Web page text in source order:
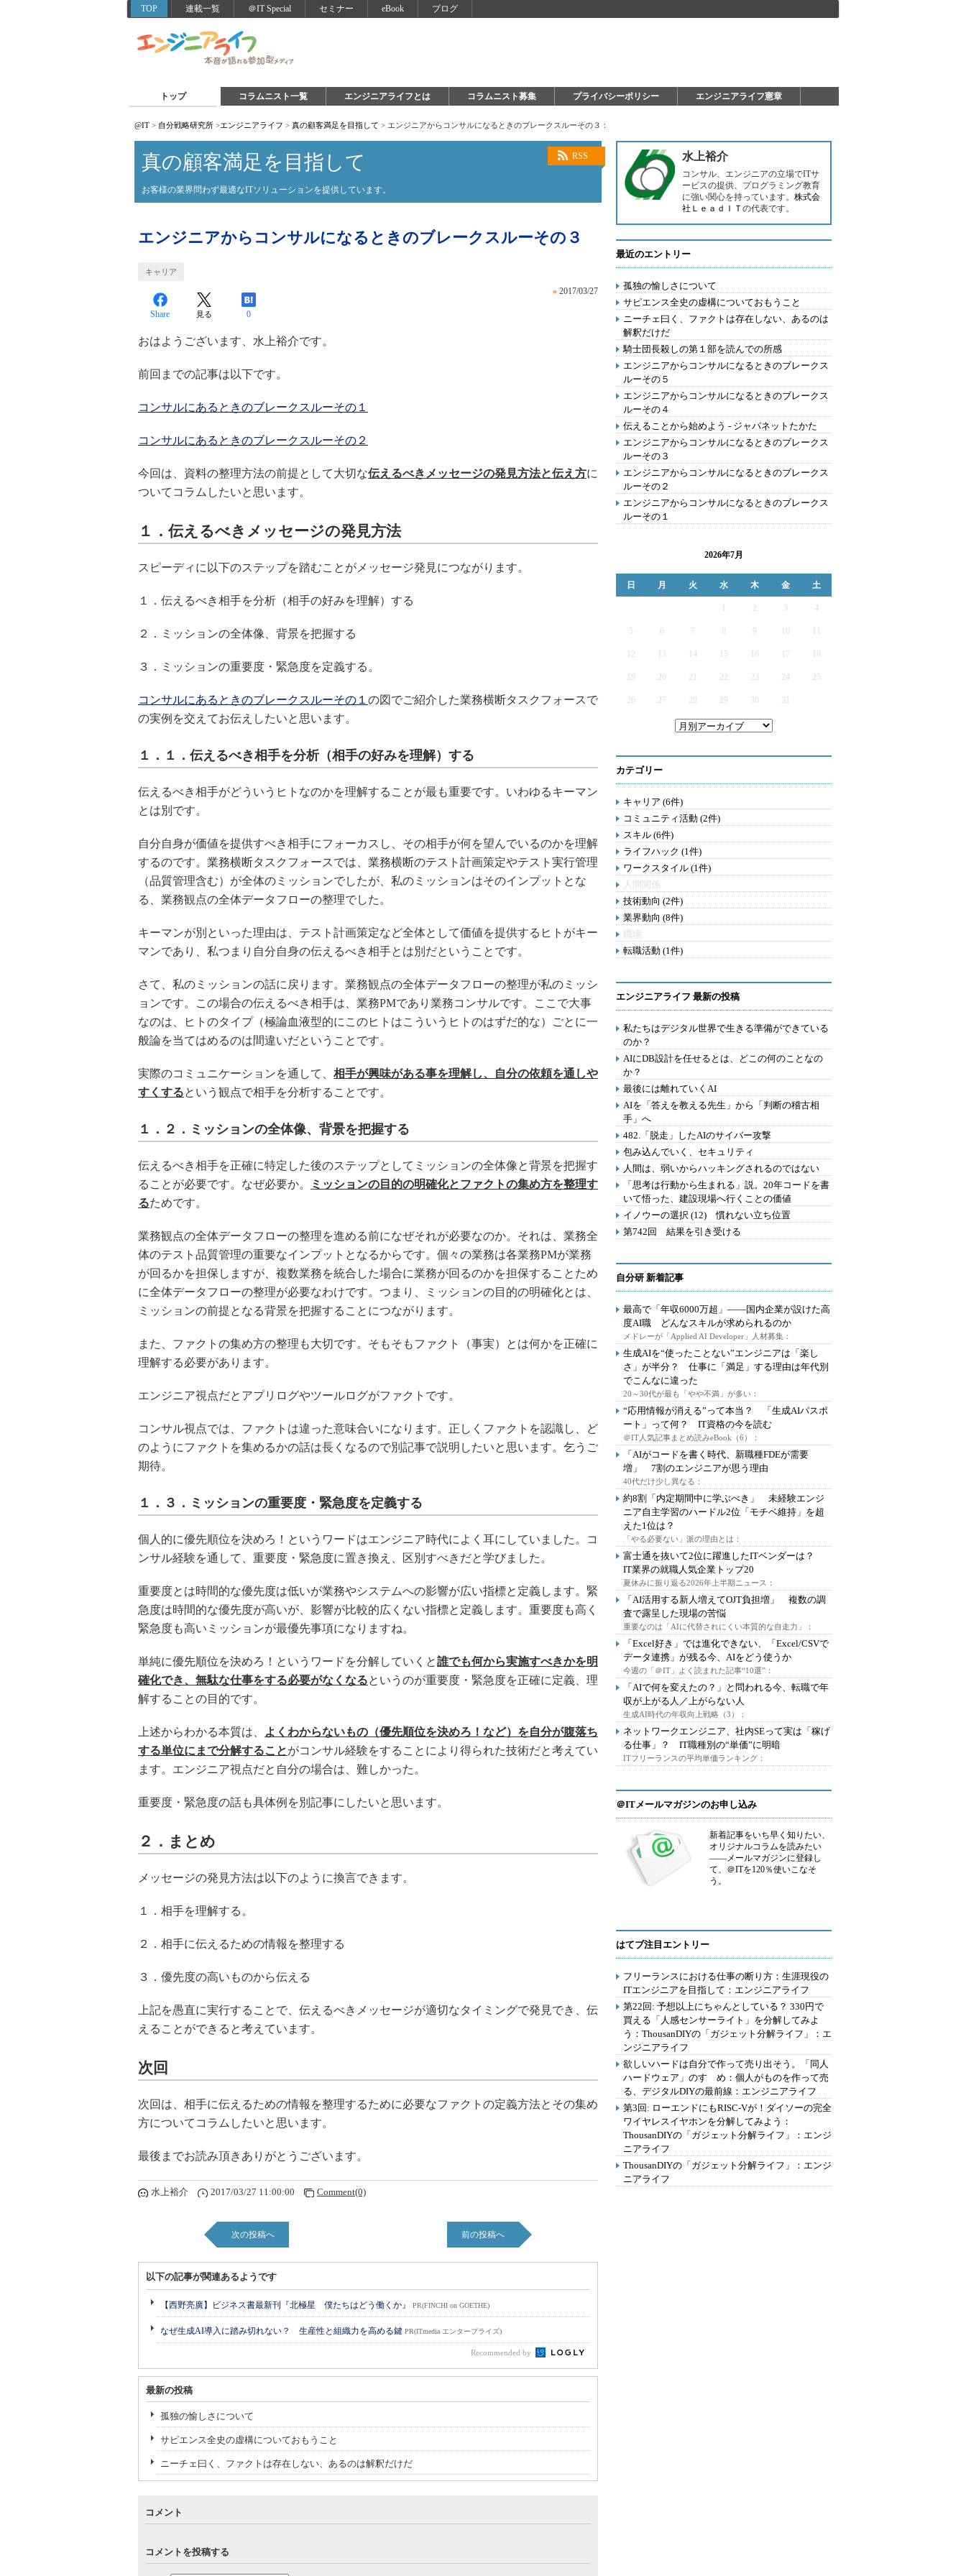
TOP 連載一覧 ＠IT Special セミナー eBook ブログ
トップ コラムニスト一覧 エンジニアライフとは コラムニスト募集 プライバシーポリシー エンジニアライフ憲章
@IT > 自分戦略研究所 >エンジニアライフ > 真の顧客満足を目指して > エンジニアからコンサルになるときのブレークスルーその３：
RSS
真の顧客満足を目指して
お客様の業界問わず最適なITソリューションを提供しています。
エンジニアからコンサルになるときのブレークスルーその３
キャリア
» 2017/03/27
Share 見る 0
おはようございます、水上裕介です。
前回までの記事は以下です。
コンサルにあるときのブレークスルーその１
コンサルにあるときのブレークスルーその２
今回は、資料の整理方法の前提として大切な伝えるべきメッセージの発見方法と伝え方に
ついてコラムしたいと思います。
１．伝えるべきメッセージの発見方法
スピーディに以下のステップを踏むことがメッセージ発見につながります。
１．伝えるべき相手を分析（相手の好みを理解）する
２．ミッションの全体像、背景を把握する
３．ミッションの重要度・緊急度を定義する。
コンサルにあるときのブレークスルーその１ の図でご紹介した業務横断タスクフォースで
の実例を交えてお伝えしたいと思います。
１．１．伝えるべき相手を分析（相手の好みを理解）する
伝えるべき相手がどういうヒトなのかを理解することが最も重要です。いわゆるキーマン
とは別です。
自分自身が価値を提供すべき相手にフォーカスし、その相手が何を望んでいるのかを理解
するのです。業務横断タスクフォースでは、業務横断のテスト計画策定やテスト実行管理
（品質管理含む）が全体のミッションでしたが、私のミッションはそのインプットとな
る、業務観点の全体データフローの整理でした。
キーマンが別といった理由は、テスト計画策定など全体として価値を提供するヒトがキー
マンであり、私つまり自分自身の伝えるべき相手とは別だということです。
さて、私のミッションの話に戻ります。業務観点の全体データフローの整理が私のミッシ
ョンです。この場合の伝えるべき相手は、業務PMであり業務コンサルです。ここで大事
なのは、ヒトのタイプ（極論血液型的にこのヒトはこういうヒトのはずだ的な）ごとに一
般論を当てはめるのは間違いだということです。
実際のコミュニケーションを通して、 相手が興味がある事を理解し、自分の依頼を通しや
すくするという観点で相手を分析することです。
１．２．ミッションの全体像、背景を把握する
伝えるべき相手を正確に特定した後のステップとしてミッションの全体像と背景を把握す
ることが必要です。なぜ必要か。
ミッションの目的の明確化とファクトの集め方を整理す
るためです。
業務観点の全体データフローの整理を進める前になぜそれが必要なのか。それは、業務全
体のテスト品質管理の重要なインプットとなるからです。個々の業務は各業務PMが業務
が回るかを担保しますが、複数業務を統合した場合に業務が回るのかを担保することため
に全体データフローの整理が必要なわけです。つまり、ミッションの目的の明確化とは、
ミッションの前提となる背景を把握することにつながります。
また、ファクトの集め方の整理も大切です。そもそもファクト（事実）とは何かを正確に
理解する必要があります。
エンジニア視点だとアプリログやツールログがファクトです。
コンサル視点では、ファクトは違った意味合いになります。正しくファクトを認識し、ど
のようにファクトを集めるかの話は長くなるので別記事で説明したいと思います。乞うご
期待。
１．３．ミッションの重要度・緊急度を定義する
個人的に優先順位を決めろ！というワードはエンジニア時代によく耳にしていました。コ
ンサル経験を通して、重要度・緊急度に置き換え、区別すべきだと学びました。
重要度とは時間的な優先度は低いが業務やシステムへの影響が広い指標と定義します。緊
急度は時間的な優先度が高いが、影響が比較的広くない指標と定義します。重要度も高く
緊急度も高いミッションが最優先事項になりますね。
単純に優先順位を決めろ！というワードを分解していくと誰でも何から実施すべきかを明
確化でき、無駄な仕事をする必要がなくなるというのが重要度・緊急度を正確に定義、理
解することの目的です。
上述からわかる本質は、
よくわからないもの（優先順位を決めろ！など）を自分が腹落ち
する単位にまで分解することがコンサル経験をすることにより得られた技術だと考えてい
ます。エンジニア視点だと自分の場合は、難しかった。
重要度・緊急度の話も具体例を別記事にしたいと思います。
２．まとめ
メッセージの発見方法は以下のように換言できます。
１．相手を理解する。
２．相手に伝えるための情報を整理する
３．優先度の高いものから伝える
上記を愚直に実行することで、伝えるべきメッセージが適切なタイミングで発見でき、伝
えることができると考えています。
次回
次回は、相手に伝えるための情報を整理するために必要なファクトの定義方法とその集め
方についてコラムしたいと思います。
最後までお読み頂きありがとうございます。
水上裕介 2017/03/27 11:00:00 Comment(0)
次の投稿へ 前の投稿へ
以下の記事が関連あるようです
【西野亮廣】ビジネス書最新刊『北極星 僕たちはどう働くか』 PR(FINCHI on GOETHE)
なぜ生成AI導入に踏み切れない？ 生産性と組織力を高める鍵 PR(ITmedia エンタープライズ)
Recommended by
最新の投稿
孤独の愉しさについて
サピエンス全史の虚構についておもうこと
ニーチェ曰く、ファクトは存在しない、あるのは解釈だけだ
コメント
コメントを投稿する
水上裕介
コンサル、エンジニアの立場でITサ
ービスの提供、プログラミング教育
に強い関心を持っています。 株式会
社ＬｅａｄＩＴ の代表です。
最近のエントリー
孤独の愉しさについて
サピエンス全史の虚構についておもうこと
ニーチェ曰く、ファクトは存在しない、あるのは
解釈だけだ
騎士団長殺しの第１部を読んでの所感
エンジニアからコンサルになるときのブレークス
ルーその５
エンジニアからコンサルになるときのブレークス
ルーその４
伝えることから始めよう - ジャパネットたかた
エンジニアからコンサルになるときのブレークス
ルーその３
エンジニアからコンサルになるときのブレークス
ルーその２
エンジニアからコンサルになるときのブレークス
ルーその１
2026年7月
日 月 火 水 木 金 土
2 3 4
5 6 7 9
12 13 14 15 16 17
19 20 21 22 23 24 25
26 27 28 29 30 31
カテゴリー
キャリア (6件)
コミュニティ活動 (2件)
スキル (6件)
ライフハック (1件)
ワークスタイル (1件)
人間関係
技術動向 (2件)
業界動向 (8件)
職場
転職活動 (1件)
エンジニアライフ 最新の投稿
私たちはデジタル世界で生きる準備ができている
のか？
AIにDB設計を任せるとは、どこの何のことなの
か？
最後には離れていくAI
AIを「答えを教える先生」から「判断の稽古相
手」へ
482.「脱走」したAIのサイバー攻撃
包み込んでいく、セキュリティ
人間は、弱いからハッキングされるのではない
「思考は行動から生まれる」説。20年コードを書
いて悟った、建設現場へ行くことの価値
イノウーの選択 (12) 慣れない立ち位置
第742回 結果を引き受ける
自分研 新着記事
最高で「年収6000万超」――国内企業が設けた高
度AI職 どんなスキルが求められるのか
メドレーが「Applied AI Developer」人材募集：
生成AIを“使ったことない”エンジニアは「楽し
さ」が半分？ 仕事に「満足」する理由は年代別
でこんなに違った
20～30代が最も「やや不満」が多い：
“応用情報が消える”って本当？ 「生成AIパスポ
ート」って何？ IT資格の今を読む
＠IT人気記事まとめ読みeBook（6）：
「AIがコードを書く時代、新職種FDEが需要
増」 7割のエンジニアが思う理由
40代だけ少し異なる：
約8割「内定期間中に学ぶべき」 未経験エンジ
ニア自主学習のハードル2位「モチベ維持」を超
えた1位は？
「やる必要ない」派の理由とは：
富士通を抜いて2位に躍進したITベンダーは？
IT業界の就職人気企業トップ20
夏休みに振り返る2026年上半期ニュース：
「AI活用する新人増えてOJT負担増」 複数の調
査で露呈した現場の苦悩
重要なのは「AIに代替されにくい本質的な自走力」：
「Excel好き」では進化できない、「Excel/CSVで
データ連携」が残る今、AIをどう使うか
今週の「＠IT」よく読まれた記事“10選”：
「AIで何を変えたの？」と問われる今、転職で年
収が上がる人／上がらない人
生成AI時代の年収向上戦略（3）：
ネットワークエンジニア、社内SEって実は「稼げ
る仕事」？ IT職種別の“単価”に明暗
ITフリーランスの平均単価ランキング：
＠ITメールマガジンのお申し込み
新着記事をいち早く知りたい、
オリジナルコラムを読みたい
――メールマガジンに登録し
て、＠ITを120％使いこなそ
う。
はてブ注目エントリー
フリーランスにおける仕事の断り方：生涯現役の
ITエンジニアを目指して：エンジニアライフ
第22回: 予想以上にちゃんとしている？ 330円で
買える「人感センサーライト」を分解してみよ
う：ThousanDIYの「ガジェット分解ライフ」：エ
ンジニアライフ
欲しいハードは自分で作って売り出そう。「同人
ハードウェア」のすゝめ：個人がものを作って売
る、デジタルDIYの最前線：エンジニアライフ
第3回: ローエンドにもRISC-Vが！ダイソーの完全
ワイヤレスイヤホンを分解してみよう：
ThousanDIYの「ガジェット分解ライフ」：エンジ
ニアライフ
ThousanDIYの「ガジェット分解ライフ」：エンジ
ニアライフ